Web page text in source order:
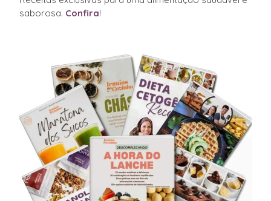
saborosa. Confira!